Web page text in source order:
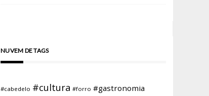
NUVEM DE TAGS
#cabedelo #cultura #forro #gastronomia